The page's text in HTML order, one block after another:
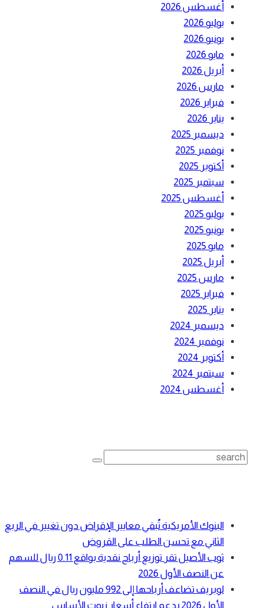
أغسطس 2026
يوليو 2026
يونيو 2026
مايو 2026
أبريل 2026
مارس 2026
فبراير 2026
يناير 2026
ديسمبر 2025
نوفمبر 2025
أكتوبر 2025
سبتمبر 2025
أغسطس 2025
يوليو 2025
يونيو 2025
مايو 2025
أبريل 2025
مارس 2025
فبراير 2025
يناير 2025
ديسمبر 2024
نوفمبر 2024
أكتوبر 2024
سبتمبر 2024
أغسطس 2024
Search
البنوك الأمريكية تُبقي معايير الإقراض دون تغيير في الربع
الثاني مع تحسن الطلب على القروض
ثوب الأصيل تقر توزيع أرباح نقدية بواقع 0.11 ريال للسهم
عن النصف الأول 2026
لوبريف تضاعف أرباحها إلى 992 مليون ريال في النصف
الأول 2026 بدعم ارتفاع أسعار زيوت الأساس